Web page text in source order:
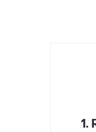
1.